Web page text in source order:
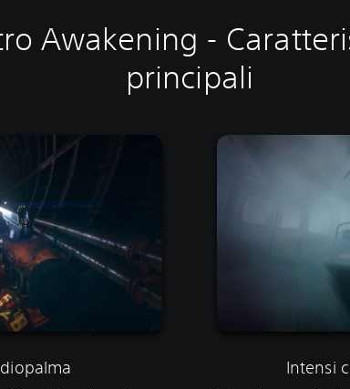
Awakening -
principali
Intensi